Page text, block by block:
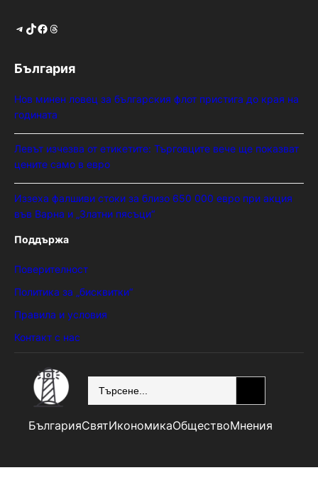
Telegram TikTok Facebook Threads
България
Нов минен ловец за българския флот пристига до края на
годината
Левът изчезва от етикетите: Търговците вече ще показват
цените само в евро
Иззеха фалшиви стоки за близо 650 000 евро при акция
във Варна и „Златни пясъци“
Поддържа
Поверителност
Политика за „бисквитки“
Правила и условия
Контакт с нас
БългарияСвятИкономикаОбществоМнения